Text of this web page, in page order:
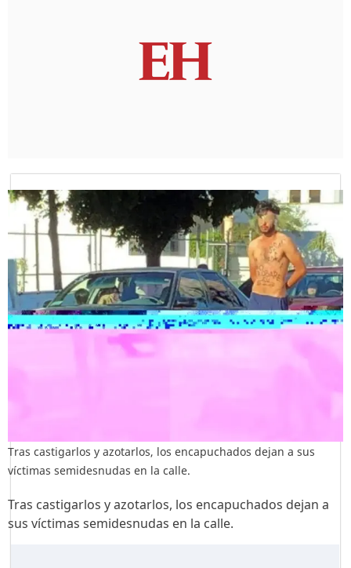
Tras castigarlos y azotarlos, los encapuchados dejan a sus
víctimas semidesnudas en la calle.
Tras castigarlos y azotarlos, los encapuchados dejan a
sus víctimas semidesnudas en la calle.